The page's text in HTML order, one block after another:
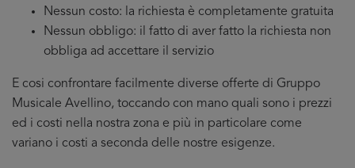
Nessun costo: la richiesta è completamente gratuita
Nessun obbligo: il fatto di aver fatto la richiesta non
obbliga ad accettare il servizio
E cosi confrontare facilmente diverse offerte di Gruppo
Musicale Avellino, toccando con mano quali sono i prezzi
ed i costi nella nostra zona e più in particolare come
variano i costi a seconda delle nostre esigenze.